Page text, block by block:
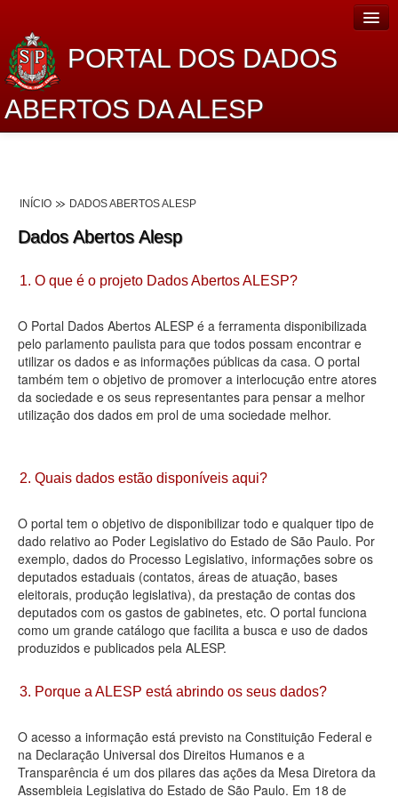
PORTAL DOS DADOS
ABERTOS DA ALESP
Lei de Acesso à Informação
Dados Governamentais Abertos
Planejamento
Catálogo de dados
Processo Legislativo
Deputados Estaduais
Agenda
Perguntas frequentes
Contato
INÍCIO DADOS ABERTOS ALESP
Dados Abertos Alesp
1. O que é o projeto Dados Abertos ALESP?
O Portal Dados Abertos ALESP é a ferramenta disponibilizada
pelo parlamento paulista para que todos possam encontrar e
utilizar os dados e as informações públicas da casa. O portal
também tem o objetivo de promover a interlocução entre atores
da sociedade e os seus representantes para pensar a melhor
utilização dos dados em prol de uma sociedade melhor.
2. Quais dados estão disponíveis aqui?
O portal tem o objetivo de disponibilizar todo e qualquer tipo de
dado relativo ao Poder Legislativo do Estado de São Paulo. Por
exemplo, dados do Processo Legislativo, informações sobre os
deputados estaduais (contatos, áreas de atuação, bases
eleitorais, produção legislativa), da prestação de contas dos
deputados com os gastos de gabinetes, etc. O portal funciona
como um grande catálogo que facilita a busca e uso de dados
produzidos e publicados pela ALESP.
3. Porque a ALESP está abrindo os seus dados?
O acesso a informação está previsto na Constituição Federal e
na Declaração Universal dos Direitos Humanos e a
Transparência é um dos pilares das ações da Mesa Diretora da
Assembleia Legislativa do Estado de São Paulo. Em 18 de